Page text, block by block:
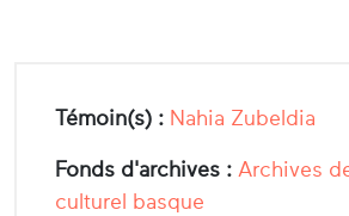
Témoin(s) : Nahia Zubeldia
Fonds d'archives : Archives
culturel basque